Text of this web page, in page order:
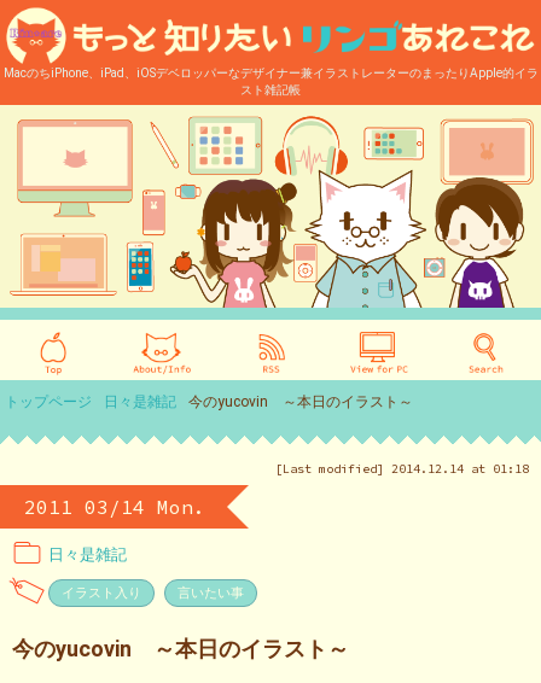
MacのちiPhone、iPad、iOSデベロッパーなデザイナー兼イラストレーターのまったりApple的イラ
スト雑記帳
トップページ 日々是雑記 今のyucovin ～本日のイラスト～
[Last modified] 2014.12.14 at 01:18
2011 03/14 Mon.
日々是雑記
イラスト入り 言いたい事
今のyucovin ～本日のイラスト～